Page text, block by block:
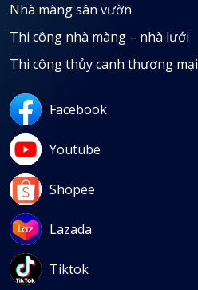
Nhà màng sân vườn
Thi công nhà màng – nhà lưới
Thi công thủy canh thương mại
Facebook
Youtube
Shopee
Lazada
Tiktok